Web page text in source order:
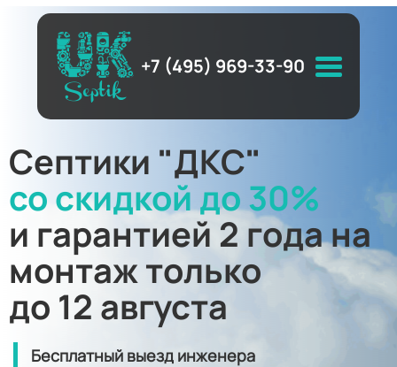
+7 (495) 969-33-90
Септики "ДКС"
со скидкой до 30%
и гарантией 2 года на
монтаж только
до 12 августа
Бесплатный выезд инженера